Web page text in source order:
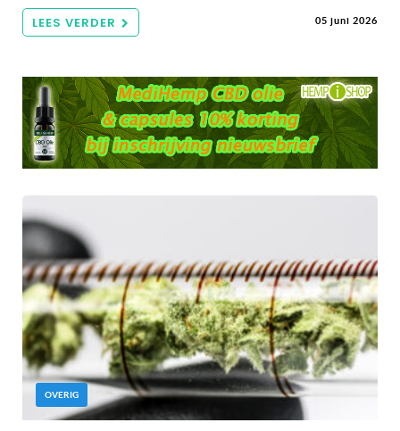
LEES VERDER 05 juni 2026
OVERIG